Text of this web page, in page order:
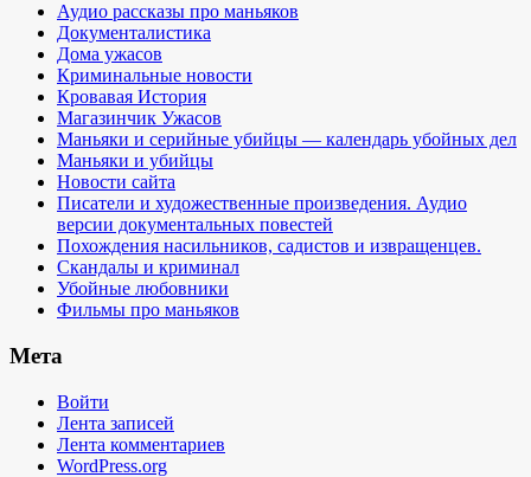
Аудио рассказы про маньяков
Документалистика
Дома ужасов
Криминальные новости
Кровавая История
Магазинчик Ужасов
Маньяки и серийные убийцы — календарь убойных дел
Маньяки и убийцы
Новости сайта
Писатели и художественные произведения. Аудио
версии документальных повестей
Похождения насильников, садистов и извращенцев.
Скандалы и криминал
Убойные любовники
Фильмы про маньяков
Мета
Войти
Лента записей
Лента комментариев
WordPress.org